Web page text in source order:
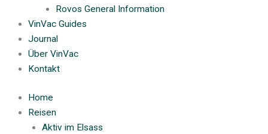
Rovos General Information
VinVac Guides
Journal
Über VinVac
Kontakt
Home
Reisen
Aktiv im Elsass